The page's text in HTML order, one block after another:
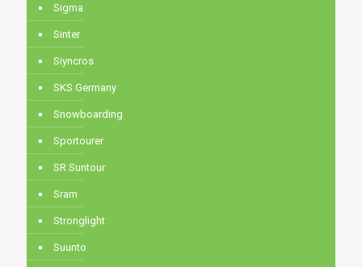
Sigma
Sinter
Siyncros
SKS Germany
Snowboarding
Sportourer
SR Suntour
Sram
Stronglight
Suunto